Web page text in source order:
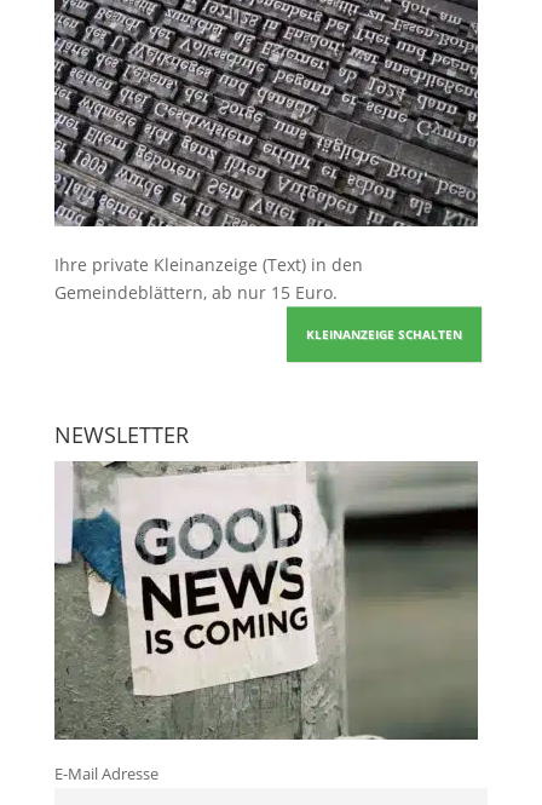
Ihre private Kleinanzeige (Text) in den
Gemeindeblättern, ab nur 15 Euro.
KLEINANZEIGE SCHALTEN
NEWSLETTER
E-Mail Adresse